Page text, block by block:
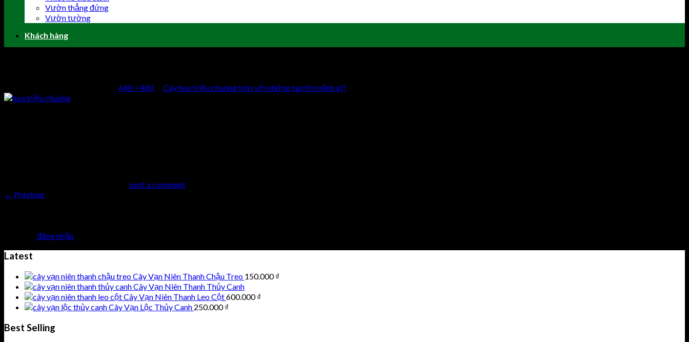
Vườn thẳng đứng
Vườn tường
Khách hàng
640 × 480in Cây hoa triệu chuông hợp với những người mệnh gì?
post a comment
← Previous
đăng nhập
Latest
Cây Vạn Niên Thanh Chậu Treo 150.000₫
Cây Vạn Niên Thanh Thủy Canh
Cây Vạn Niên Thanh Leo Cột600.000₫
Cây Vạn Lộc Thủy Canh 250.000₫
Best Selling